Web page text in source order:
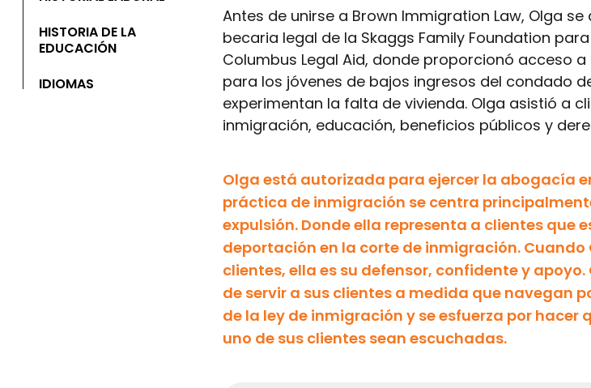
HISTORIA DE LA
EDUCACIÓN
IDIOMAS
Antes de unirse a Brown Immigration Law, Olga
becaria legal de la Skaggs Family Foundation
Columbus Legal Aid, donde proporcionó acceso
para los jóvenes de bajos ingresos del condado
experimentan la falta de vivienda. Olga asistió a
inmigración, educación, beneficios públicos y
Olga está autorizada para ejercer la abogacía
práctica de inmigración se centra
expulsión. Donde ella representa a clientes que
deportación en la corte de inmigración. Cuando
clientes, ella es su defensor, confidente y
de servir a sus clientes a medida que navegan
de la ley de inmigración y se esfuerza por hacer
uno de sus clientes sean escuchadas.